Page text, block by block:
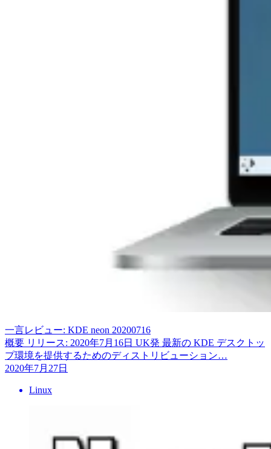
一言レビュー: KDE neon 20200716
概要 リリース: 2020年7月16日 UK発 最新の KDE デスクトッ
プ環境を提供するためのディストリビューション…
2020年7月27日
Linux